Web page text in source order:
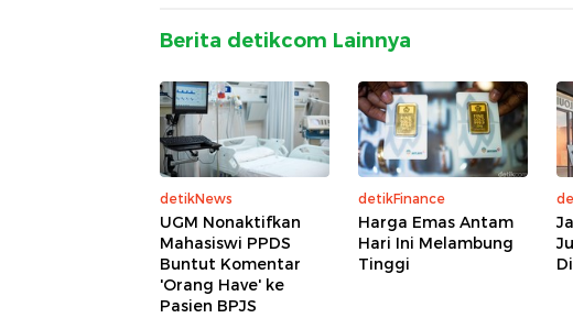
Berita detikcom Lainnya
detikNews
UGM Nonaktifkan
Mahasiswi PPDS
Buntut Komentar
'Orang Have' ke
Pasien BPJS
detikFinance
Harga Emas Antam
Hari Ini Melambung
Tinggi